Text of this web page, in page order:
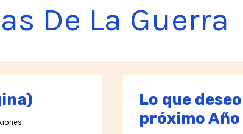
De La Guerra
Lo que
próximo Año